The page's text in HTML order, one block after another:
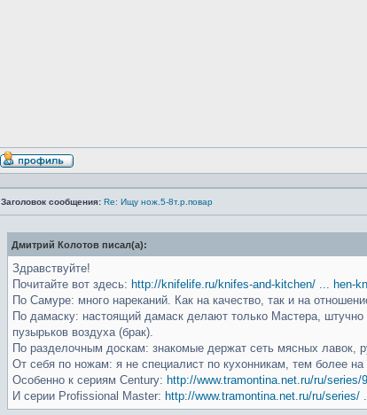
Заголовок сообщения: Re: Ищу нож.5-8т.р.повар
Дмитрий Колотов писал(а):
Здравствуйте!
Почитайте вот здесь: http://knifelife.ru/knifes-and-kitchen/ ... hen-
По Самуре: много нареканий. Как на качество, так и на
По дамаску: настоящий дамаск делают только Мастера, штучно
пузырьков воздуха (брак).
По разделочным доскам: знакомые держат сеть мясных лавок,
От себя по ножам: я не специалист по кухонникам, тем более
Особенно к сериям Century: http://www.tramontina.net.ru/ru/series/
И серии Profissional Master: http://www.tramontina.net.ru/ru/series/